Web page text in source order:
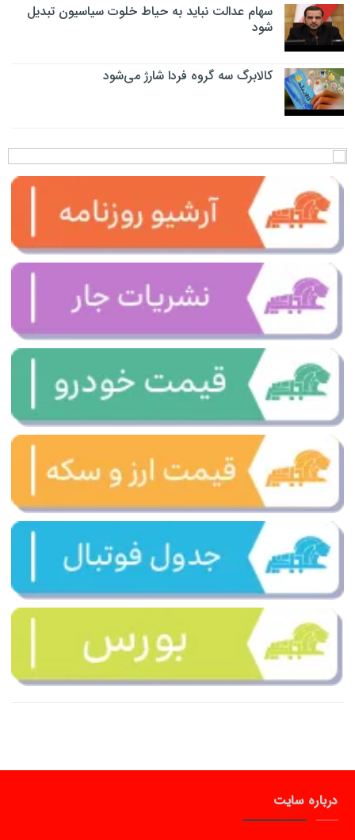
سهام عدالت نباید به حیاط خلوت سیاسیون تبدیل
شود
کالابرگ سه گروه فردا شارژ می‌شود
درباره سایت